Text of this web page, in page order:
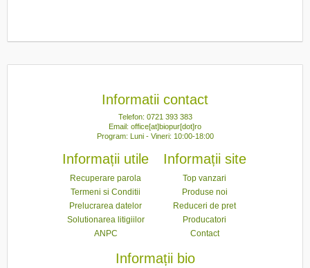
Informatii contact
Telefon: 0721 393 383
Email: office[at]biopur[dot]ro
Program: Luni - Vineri: 10:00-18:00
Informații utile
Recuperare parola
Termeni si Conditii
Prelucrarea datelor
Solutionarea litigiilor
ANPC
Informații site
Top vanzari
Produse noi
Reduceri de pret
Producatori
Contact
Informații bio